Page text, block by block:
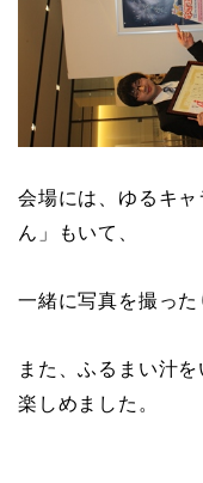
会場には、ゆるキ
ん」もいて、
一緒に写真を撮った
また、ふるまい汁
楽しめました。